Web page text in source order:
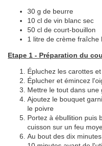
30 g de beurre
10 cl de vin blanc sec
50 cl de court-bouillon
1 litre de crème fraîche
Etape 1 - Préparation du
Épluchez les carottes
Éplucher et émincez
Mettre le tout dans
Ajoutez le bouquet
le poivre
Portez à ébullition puis
cuisson sur un feu
Au bout des dix